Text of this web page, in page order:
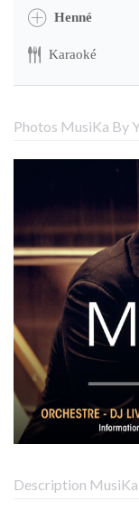
Henné
Karaoké
Photos MusiKa By
Description